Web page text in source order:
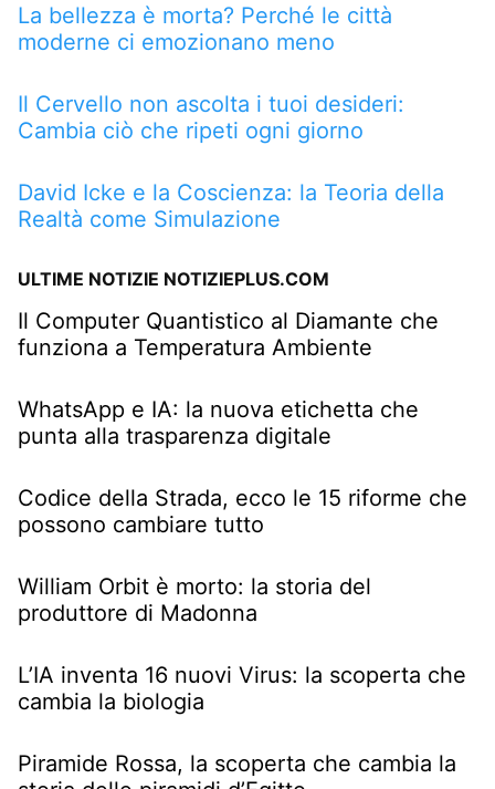
La bellezza è morta? Perché le città
moderne ci emozionano meno
Il Cervello non ascolta i tuoi desideri:
Cambia ciò che ripeti ogni giorno
David Icke e la Coscienza: la Teoria della
Realtà come Simulazione
ULTIME NOTIZIE NOTIZIEPLUS.COM
Il Computer Quantistico al Diamante che
funziona a Temperatura Ambiente
WhatsApp e IA: la nuova etichetta che
punta alla trasparenza digitale
Codice della Strada, ecco le 15 riforme che
possono cambiare tutto
William Orbit è morto: la storia del
produttore di Madonna
L’IA inventa 16 nuovi Virus: la scoperta che
cambia la biologia
Piramide Rossa, la scoperta che cambia la